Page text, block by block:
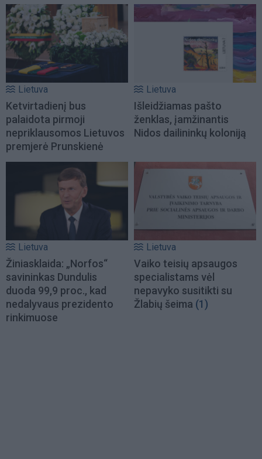
Lietuva
Ketvirtadienį bus
palaidota pirmoji
nepriklausomos Lietuvos
premjerė Prunskienė
Lietuva
Išleidžiamas pašto
ženklas, įamžinantis
Nidos dailininkų koloniją
Lietuva
Žiniasklaida: „Norfos“
savininkas Dundulis
duoda 99,9 proc., kad
nedalyvaus prezidento
rinkimuose
Lietuva
Vaiko teisių apsaugos
specialistams vėl
nepavyko susitikti su
Žlabių šeima (1)